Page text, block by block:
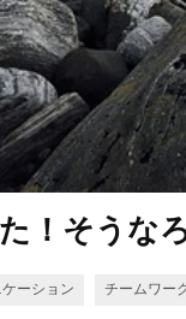
！そうなろ
ケーション チームワー